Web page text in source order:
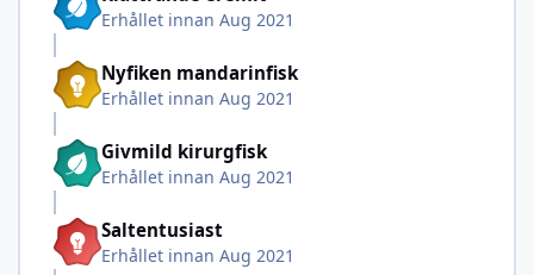
Erhållet innan Aug 2021
Nyfiken mandarinfisk
Erhållet innan Aug 2021
Givmild kirurgfisk
Erhållet innan Aug 2021
Saltentusiast
Erhållet innan Aug 2021